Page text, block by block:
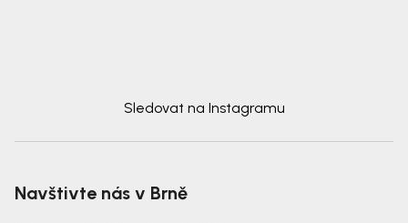
Sledovat na Instagramu
Navštivte nás v Brně